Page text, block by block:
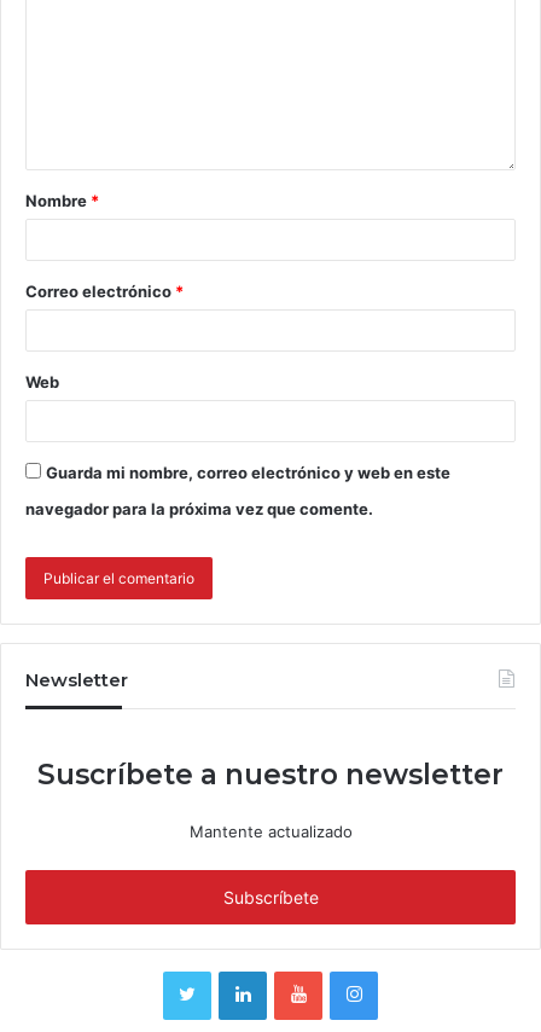
Nombre *
Correo electrónico *
Web
Guarda mi nombre, correo electrónico y web en este
navegador para la próxima vez que comente.
Newsletter
Suscríbete a nuestro newsletter
Mantente actualizado